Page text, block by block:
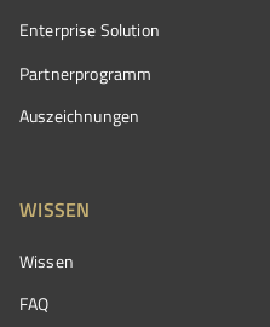
Enterprise Solution
Partnerprogramm
Auszeichnungen
WISSEN
Wissen
FAQ